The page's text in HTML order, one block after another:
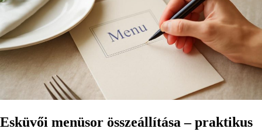
Esküvői menüsor összeállítása – praktikus